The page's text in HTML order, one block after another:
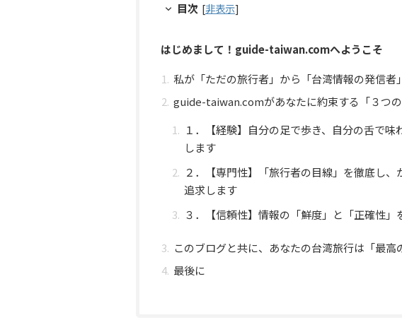
目次 [非表示]
はじめまして！guide-taiwan.comへようこそ
私が「ただの旅行者」から「台湾情報の発信者
guide-taiwan.comがあなたに約束する「３つの
１．【経験】自分の足で歩き、自分の舌で
します
２．【専門性】「旅行者の目線」を徹底し
追求します
３．【信頼性】情報の「鮮度」と「正確性」
このブログと共に、あなたの台湾旅行は「最高
最後に